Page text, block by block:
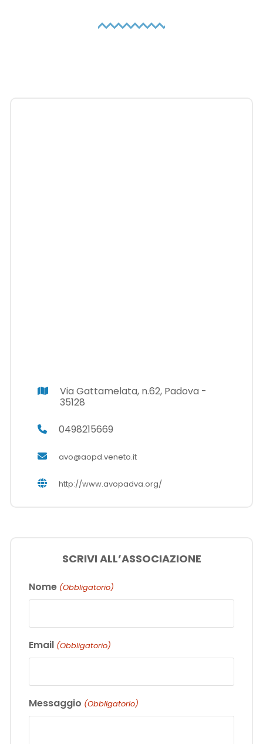
Via Gattamelata, n.62, Padova -
35128
0498215669
avo@aopd.veneto.it
http://www.avopadva.org/
SCRIVI ALL’ASSOCIAZIONE
Nome (Obbligatorio)
Email (Obbligatorio)
Messaggio (Obbligatorio)